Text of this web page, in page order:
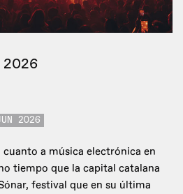
2026
2026
cuanto a música electrónica en
tiempo que la capital catalana
festival que en su última